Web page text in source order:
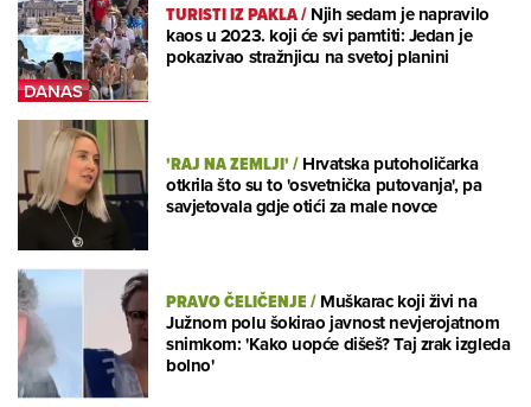
TURISTI IZ PAKLA/Njih sedam je napravilo
kaos u 2023. koji će svi pamtiti: Jedan je
pokazivao stražnjicu na svetoj planini
'RAJ NA ZEMLJI'/Hrvatska putoholičarka
otkrila što su to 'osvetnička putovanja', pa
savjetovala gdje otići za male novce
PRAVO ČELIČENJE/Muškarac koji živi na
Južnom polu šokirao javnost nevjerojatnom
snimkom: 'Kako uopće dišeš? Taj zrak izgleda
bolno'